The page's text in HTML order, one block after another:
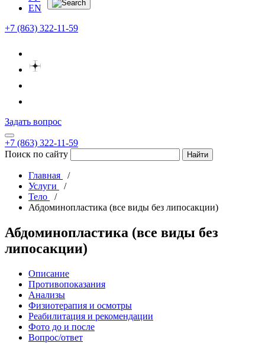
EN
+7 (863) 322-11-59
Задать вопрос
+7 (863) 322-11-59
Поиск по сайту
Главная
Услуги
Тело
Абдоминопластика (все виды без липосакции)
Абдоминопластика (все виды без
липосакции)
Описание
Противопоказания
Анализы
Физиотерапия и осмотры
Реабилитация и рекомендации
Фото до и после
Вопрос/ответ